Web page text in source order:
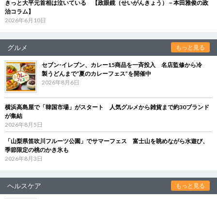
きっと大平元首相は泣いている 【政眼鏡（せいがんきょう）－本田雅俊の政
治コラム】
2026年6月10日
グルメ もっと見る
セブン‐イレブン、カレー15商品を一斉投入 名店監修から冷
製うどんまで“夏のカレーフェス”を開催中
2026年8月6日
横浜高島屋で「韓国市場」がスタート 人気グルメから雑貨まで約30ブランド
が集結
2026年8月5日
「山梨県笛吹川フルーツ公園」でサマーフェス 富士山を眺めながら水遊び、
季節限定の桃のかき氷も
2026年8月3日
ヘルスケア もっと見る